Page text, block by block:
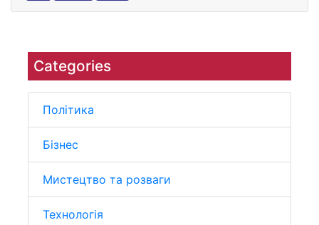
Categories
Політика
Бізнес
Мистецтво та розваги
Технологія